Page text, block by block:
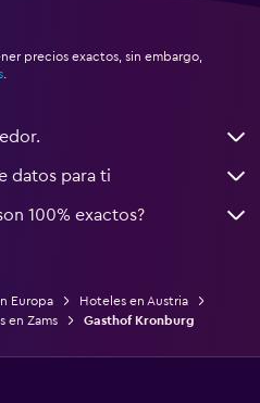
precios exactos, sin embargo,
datos para ti
100% exactos?
Europa
Hoteles en Austria
en Zams Gasthof Kronburg